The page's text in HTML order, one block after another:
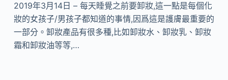
2019年3月14日 – 每天睡覺之前要卸妝,這一點是每個化
妝的女孩子/男孩子都知道的事情,因爲這是護膚最重要的
一部分。卸妝產品有很多種,比如卸妝水、卸妝乳、卸妝
霜和卸妝油等等,…